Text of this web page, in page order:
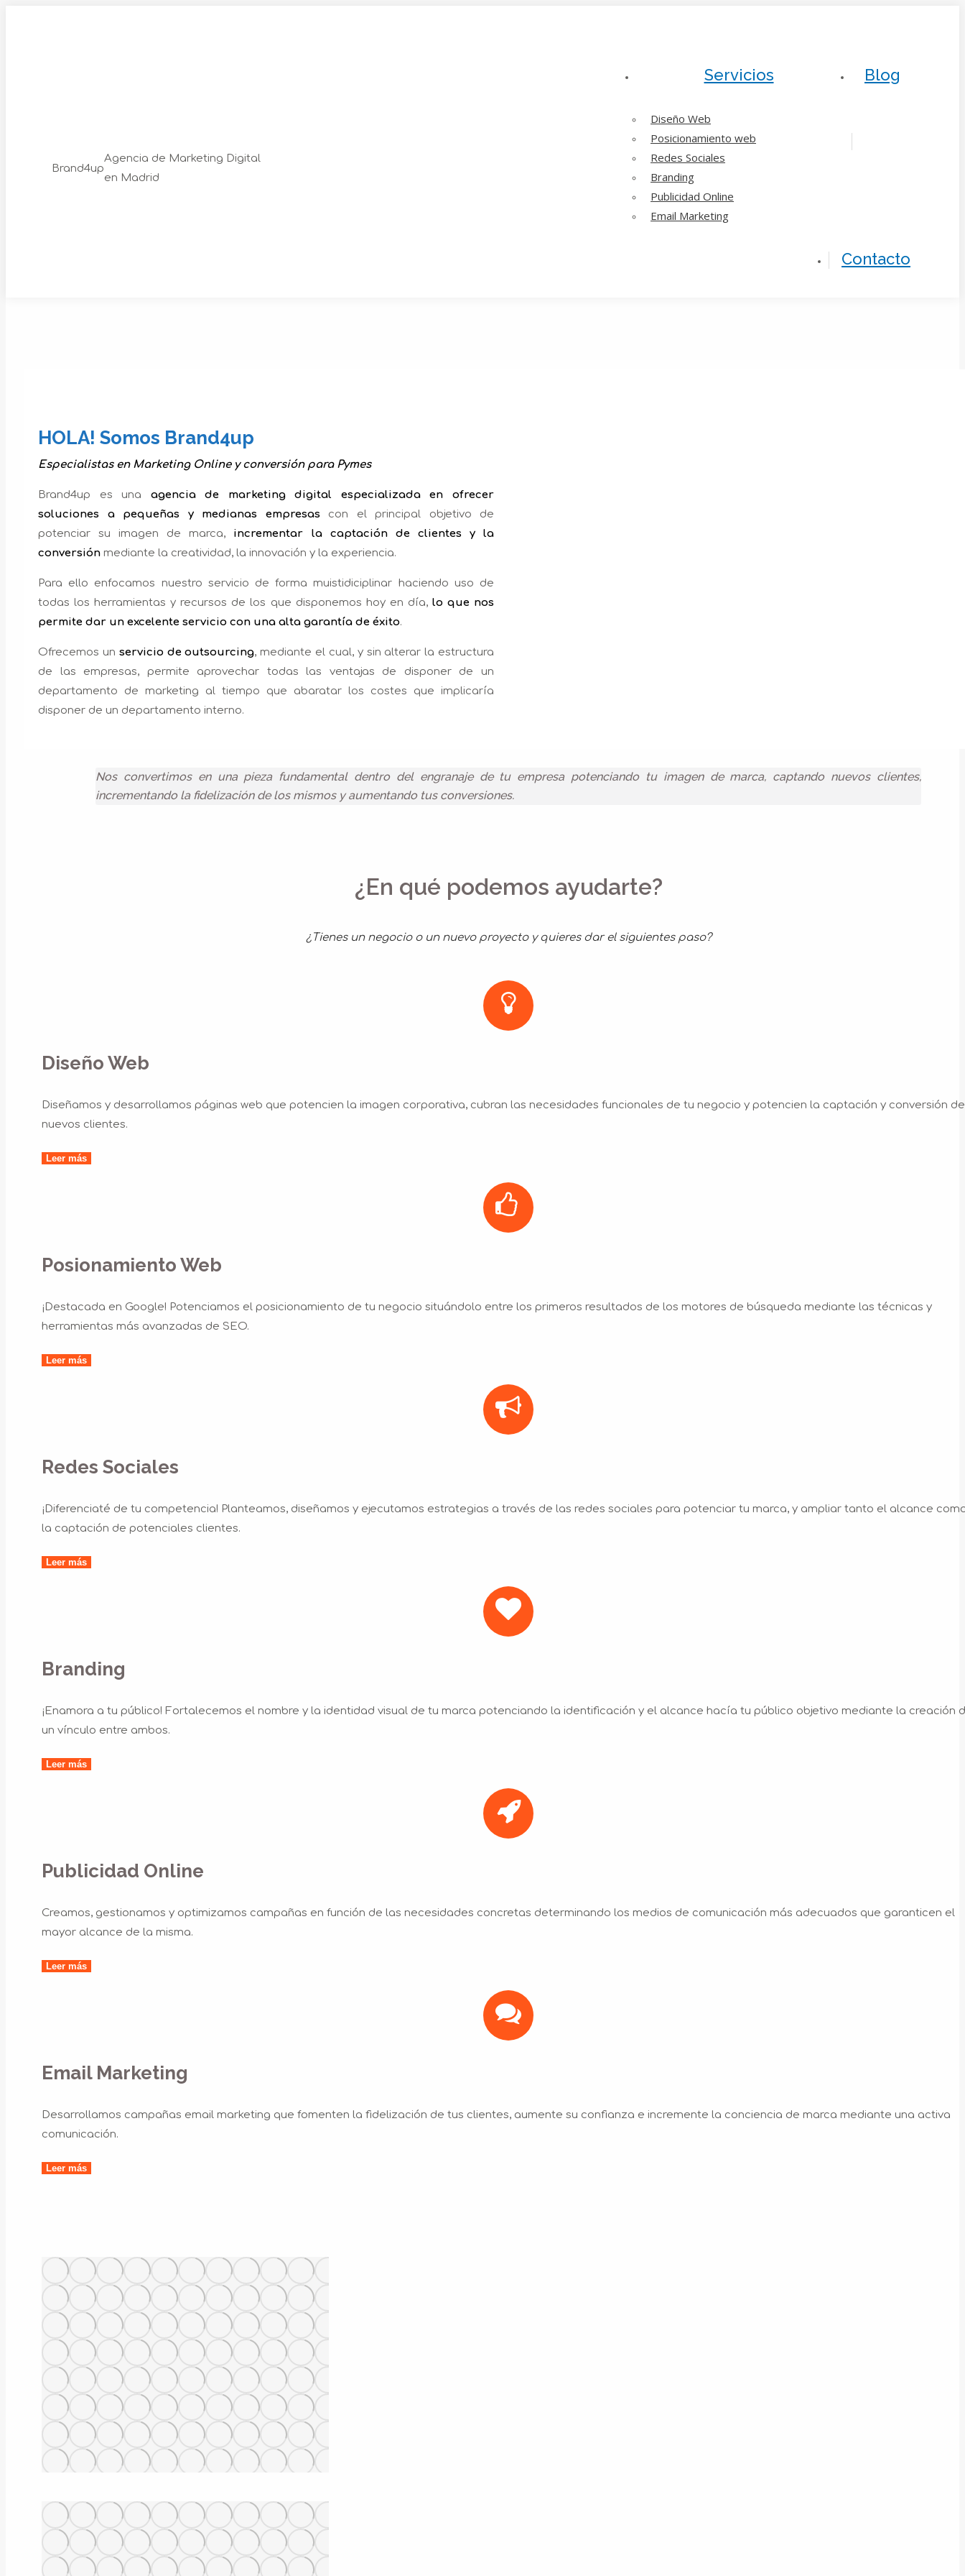
Brand4up
Agencia de Marketing Digital
en Madrid
Servicios
Diseño Web
Posicionamiento web
Redes Sociales
Branding
Publicidad Online
Email Marketing
Blog
Contacto
HOLA! Somos Brand4up
Especialistas en Marketing Online y conversión para Pymes
Brand4up es una agencia de marketing digital especializada en ofrecer
soluciones a pequeñas y medianas empresascon el principal objetivo de
potenciar su imagen de marca, incrementar la captación de clientes y la
conversión mediante la creatividad, la innovación y la experiencia.
Para ello enfocamos nuestro servicio de forma muistidiciplinar haciendo uso de
todas los herramientas y recursos de los que disponemos hoy en día, lo que nos
permite dar un excelente servicio con una alta garantía de éxito.
Ofrecemos un servicio de outsourcing, mediante el cual, y sin alterar la estructura
de las empresas, permite aprovechar todas las ventajas de disponer de un
departamento de marketing al tiempo que abaratar los costes que implicaría
disponer de un departamento interno.
Nos convertimos en una pieza fundamental dentro del engranaje de tu empresa potenciando tu imagen de marca, captando nuevos clientes,
incrementando la fidelización de los mismos y aumentando tus conversiones.
¿En qué podemos ayudarte?
¿Tienes un negocio o un nuevo proyecto y quieres dar el siguientes paso?
Diseño Web
Diseñamos y desarrollamos páginas web que potencien la imagen corporativa, cubran las necesidades funcionales de tu negocio y potencien la captación y conversión de
nuevos clientes.
Leer más
Posionamiento Web
¡Destacada en Google! Potenciamos el posicionamiento de tu negocio situándolo entre los primeros resultados de los motores de búsqueda mediante las técnicas y
herramientas más avanzadas de SEO.
Leer más
Redes Sociales
¡Diferenciaté de tu competencia! Planteamos, diseñamos y ejecutamos estrategias a través de las redes sociales para potenciar tu marca, y ampliar tanto el alcance
la captación de potenciales clientes.
Leer más
Branding
¡Enamora a tu público! Fortalecemos el nombre y la identidad visual de tu marca potenciando la identificación y el alcance hacía tu público objetivo mediante la creación
un vínculo entre ambos.
Leer más
Publicidad Online
Creamos, gestionamos y optimizamos campañas en función de las necesidades concretas determinando los medios de comunicación más adecuados que garanticen el
mayor alcance de la misma.
Leer más
Email Marketing
Desarrollamos campañas email marketing que fomenten la fidelización de tus clientes, aumente su confianza e incremente la conciencia de marca mediante una activa
comunicación.
Leer más